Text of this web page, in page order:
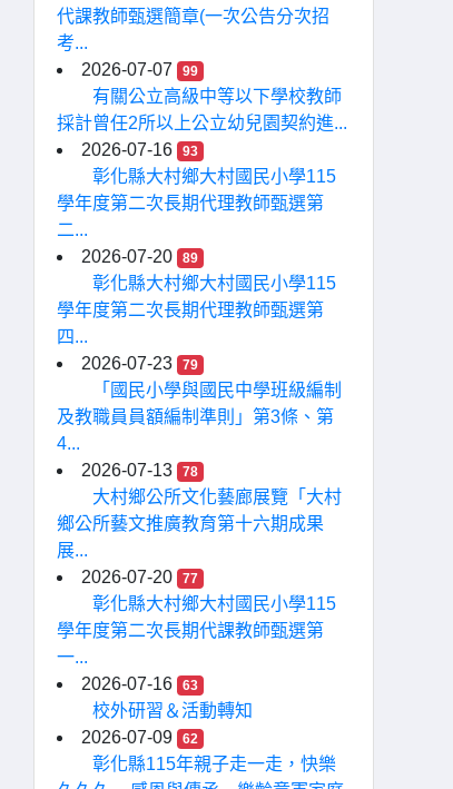
代課教師甄選簡章(一次公告分次招
考...
2026-07-07
99
有關公立高級中等以下學校教師
採計曾任2所以上公立幼兒園契約進...
2026-07-16
93
彰化縣大村鄉大村國民小學115
學年度第二次長期代理教師甄選第
二...
2026-07-20
89
彰化縣大村鄉大村國民小學115
學年度第二次長期代理教師甄選第
四...
2026-07-23
79
「國民小學與國民中學班級編制
及教職員員額編制準則」第3條、第
4...
2026-07-13
78
大村鄉公所文化藝廊展覽「大村
鄉公所藝文推廣教育第十六期成果
展...
2026-07-20
77
彰化縣大村鄉大村國民小學115
學年度第二次長期代課教師甄選第
一...
2026-07-16
63
校外研習＆活動轉知
2026-07-09
62
彰化縣115年親子走一走，快樂